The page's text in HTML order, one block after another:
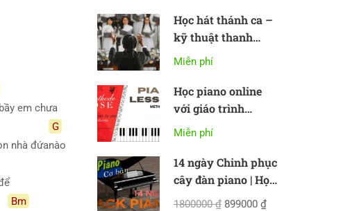
em chưa
nhà đứa
G
nào
Bm
Học hát thánh ca –
kỹ thuật thanh
nhạc cơ bản
Miễn phí
Học piano online
với giáo trình
Methode Rose
Miễn phí
14 ngày Chinh phục
cây đàn piano | Học
piano online cơ bản
1800000 ₫ 899000 ₫